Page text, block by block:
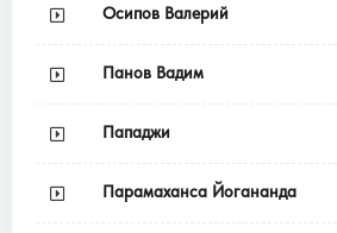
Осипов Валерий
Панов Вадим
Пападжи
Парамаханса Йогананда